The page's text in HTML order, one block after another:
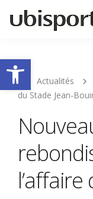
Ouvrir la
Actualités
du Stade Jean-
l’affaire